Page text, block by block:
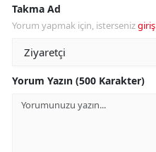
Takma Ad
Yorum yapmak için, istersenizgiriş
Yorum Yazın (500 Karakter)